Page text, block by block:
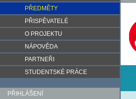
PŘEDMĚTY
PŘISPĚVATELÉ
O PROJEKTU
NÁPOVĚDA
PARTNEŘI
STUDENTSKÉ PRÁCE
PŘIHLÁŠENÍ